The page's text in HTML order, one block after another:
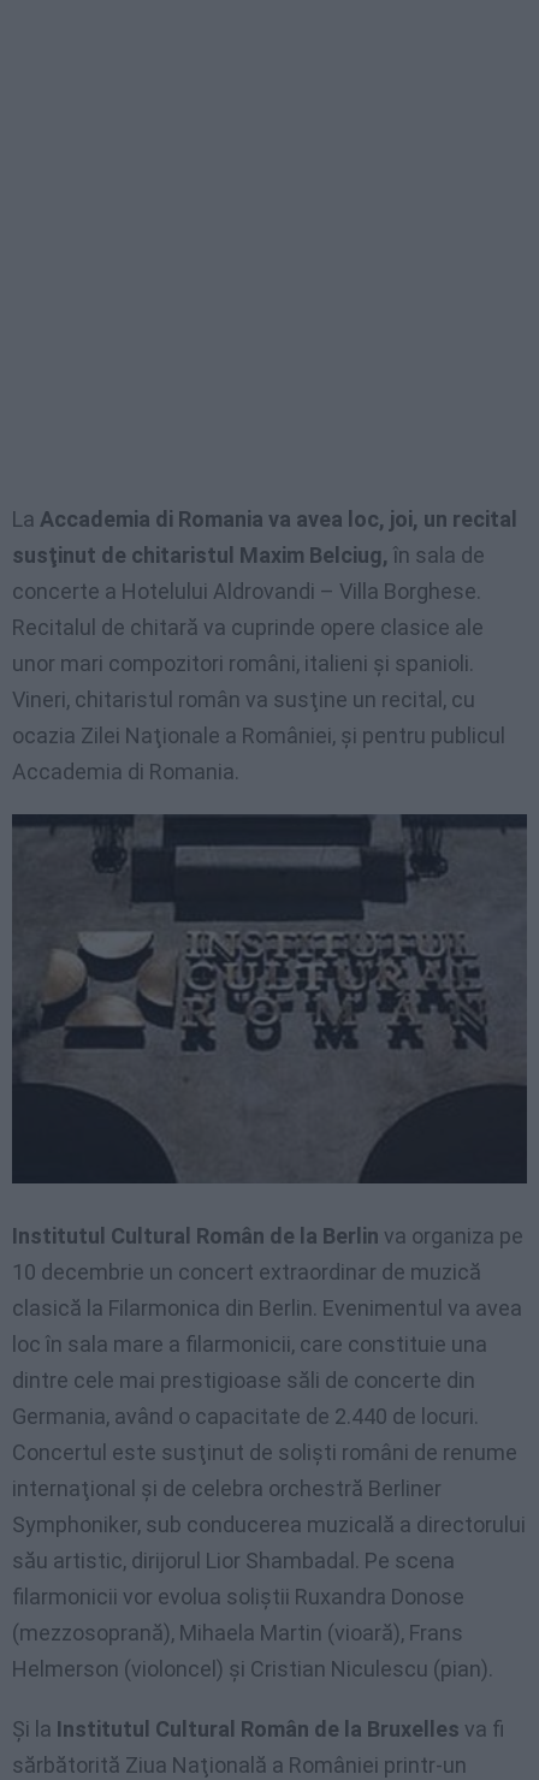
La Accademia di Romania va avea loc, joi, un recital
susţinut de chitaristul Maxim Belciug, în sala de
concerte a Hotelului Aldrovandi – Villa Borghese.
Recitalul de chitară va cuprinde opere clasice ale
unor mari compozitori români, italieni şi spanioli.
Vineri, chitaristul român va susţine un recital, cu
ocazia Zilei Naţionale a României, şi pentru publicul
Accademia di Romania.
Institutul Cultural Român de la Berlin va organiza pe
10 decembrie un concert extraordinar de muzică
clasică la Filarmonica din Berlin. Evenimentul va avea
loc în sala mare a filarmonicii, care constituie una
dintre cele mai prestigioase săli de concerte din
Germania, având o capacitate de 2.440 de locuri.
Concertul este susţinut de solişti români de renume
internaţional şi de celebra orchestră Berliner
Symphoniker, sub conducerea muzicală a directorului
său artistic, dirijorul Lior Shambadal. Pe scena
filarmonicii vor evolua soliştii Ruxandra Donose
(mezzosoprană), Mihaela Martin (vioară), Frans
Helmerson (violoncel) şi Cristian Niculescu (pian).
Şi la Institutul Cultural Român de la Bruxelles va fi
sărbătorită Ziua Naţională a României printr-un